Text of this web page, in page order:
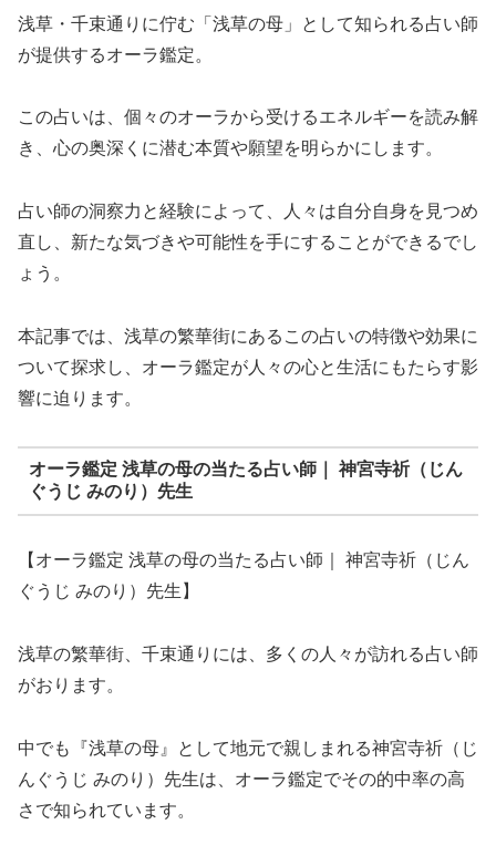
浅草・千束通りに佇む「浅草の母」として知られる占い師
が提供するオーラ鑑定。
この占いは、個々のオーラから受けるエネルギーを読み解
き、心の奥深くに潜む本質や願望を明らかにします。
占い師の洞察力と経験によって、人々は自分自身を見つめ
直し、新たな気づきや可能性を手にすることができるでし
ょう。
本記事では、浅草の繁華街にあるこの占いの特徴や効果に
ついて探求し、オーラ鑑定が人々の心と生活にもたらす影
響に迫ります。
オーラ鑑定 浅草の母の当たる占い師｜ 神宮寺祈（じん
ぐうじ みのり）先生
【オーラ鑑定 浅草の母の当たる占い師｜ 神宮寺祈（じん
ぐうじ みのり）先生】
浅草の繁華街、千束通りには、多くの人々が訪れる占い師
がおります。
中でも『浅草の母』として地元で親しまれる神宮寺祈（じ
んぐうじ みのり）先生は、オーラ鑑定でその的中率の高
さで知られています。